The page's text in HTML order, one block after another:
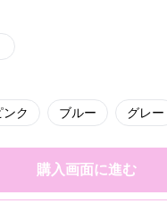
ンク ブルー グレー
購入画面に進む